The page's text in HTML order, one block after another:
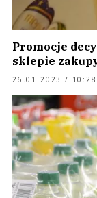
Promocje
sklepie
26.01.2023 / 10:28